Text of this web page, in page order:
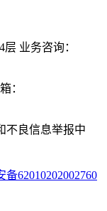
业务咨询：
：
不良信息举报中
备62010202002760